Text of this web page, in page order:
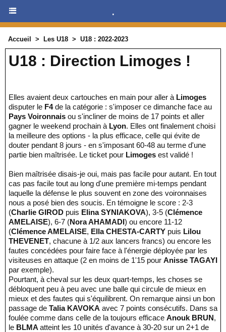
.
Accueil > Les U18 > U18 : 2022-2023
U18 : Direction Limoges !
Elles avaient deux cartouches en main pour aller à Limoges
disputer le F4de la catégorie : s'imposer ce dimanche face au
Pays Voironnais ou s'incliner de moins de 17 points et aller
gagner le weekend prochain à Lyon. Elles ont finalement choisi
la meilleure des options - la plus efficace, celle qui évite de
douter pendant 8 jours - en s'imposant 60-48 au terme d'une
partie bien maîtrisée. Le ticket pour Limoges est validé !
Bien maîtrisée disais-je oui, mais pas facile pour autant. En tout
cas pas facile tout au long d'une première mi-temps pendant
laquelle la défense le plus souvent en zone des voironnaises
nous a posé bien des soucis. En témoigne le score : 2-3
(Charlie GIROD puis Elina SYNIAKOVA), 3-5 (Clémence
AMELAISE), 6-7 (Nora AHAMADI) ou encore 11-12
(Clémence AMELAISE, Ella CHESTA-CARTY puis Lilou
THEVENET, chacune à 1/2 aux lancers francs) ou encore les
fautes concédées pour faire face à l'énergie déployée par les
visiteuses en attaque (2 en moins de 1'15 pour Anisse TAGAYI
par exemple).
Pourtant, à cheval sur les deux quart-temps, les choses se
débloquent peu à peu avec une balle qui circule de mieux en
mieux et des fautes qui s'équilibrent. On remarque ainsi un bon
passage de Talia KAVOKA avec 7 points consécutifs. Dans sa
foulée comme dans celle de la toujours efficace Anouk BRUN,
le BLMA atteint les 10 unités d'avance à 30-20 sur un 2+1 de